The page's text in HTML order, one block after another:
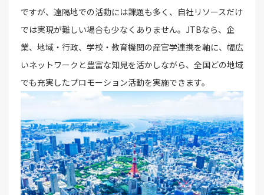
ですが、遠隔地での活動には課題も多く、自社リソースだけ
では実現が難しい場合も少なくありません。JTBなら、企
業、地域・行政、学校・教育機関の産官学連携を軸に、幅広
いネットワークと豊富な知見を活かしながら、全国どの地域
でも充実したプロモーション活動を実施できます。